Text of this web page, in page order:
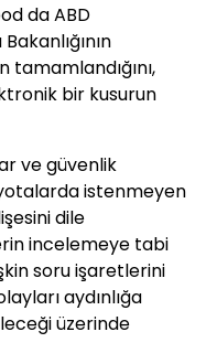
da ABD
tamamlandığını,
bir kusurun
ve güvenlik
istenmeyen
dile
incelemeye tabi
soru işaretlerini
aydınlığa
üzerinde